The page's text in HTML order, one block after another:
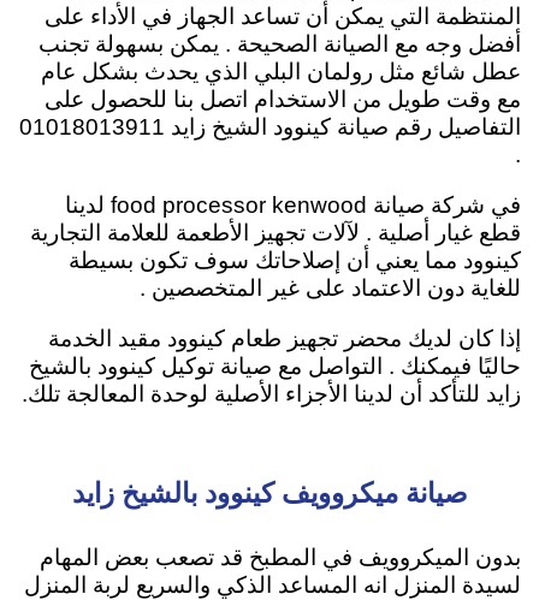
المنتظمة التي يمكن أن تساعد الجهاز في الأداء على
أفضل وجه مع الصيانة الصحيحة . يمكن بسهولة تجنب
عطل شائع مثل رولمان البلي الذي يحدث بشكل عام
مع وقت طويل من الاستخدام اتصل بنا للحصول على
التفاصيل رقم صيانة كينوود الشيخ زايد 01018013911
.
في شركة صيانة food processor kenwood لدينا
قطع غيار أصلية . لآلات تجهيز الأطعمة للعلامة التجارية
كينوود مما يعني أن إصلاحاتك سوف تكون بسيطة
للغاية دون الاعتماد على غير المتخصصين .
إذا كان لديك محضر تجهيز طعام كينوود مقيد الخدمة
حاليًا فيمكنك . التواصل مع صيانة توكيل كينوود بالشيخ
زايد للتأكد أن لدينا الأجزاء الأصلية لوحدة المعالجة تلك.
صيانة ميكروويف كينوود بالشيخ زايد
بدون الميكروويف في المطبخ قد تصعب بعض المهام
لسيدة المنزل انه المساعد الذكي والسريع لربة المنزل